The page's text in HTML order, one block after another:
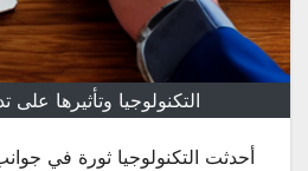
التكنولوجيا وتأثيرها
أحدثت التكنولوجيا ثورة في